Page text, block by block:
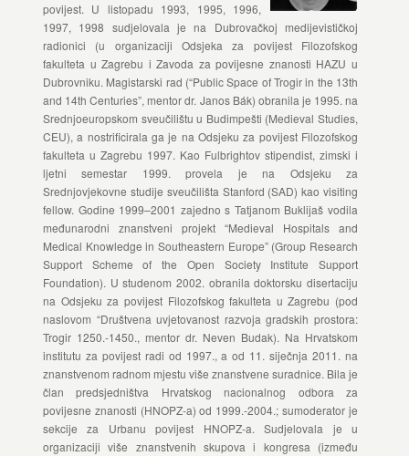
povijest. U listopadu 1993, 1995, 1996,
1997, 1998 sudjelovala je na Dubrovačkoj medijevističkoj
radionici (u organizaciji Odsjeka za povijest Filozofskog
fakulteta u Zagrebu i Zavoda za povijesne znanosti HAZU u
Dubrovniku. Magistarski rad (“Public Space of Trogir in the 13th
and 14th Centuries”, mentor dr. Janos Bák) obranila je 1995. na
Srednjoeuropskom sveučilištu u Budimpešti (Medieval Studies,
CEU), a nostrificirala ga je na Odsjeku za povijest Filozofskog
fakulteta u Zagrebu 1997. Kao Fulbrightov stipendist, zimski i
ljetni semestar 1999. provela je na Odsjeku za
Srednjovjekovne studije sveučilišta Stanford (SAD) kao visiting
fellow. Godine 1999–2001 zajedno s Tatjanom Buklijaš vodila
međunarodni znanstveni projekt “Medieval Hospitals and
Medical Knowledge in Southeastern Europe” (Group Research
Support Scheme of the Open Society Institute Support
Foundation). U studenom 2002. obranila doktorsku disertaciju
na Odsjeku za povijest Filozofskog fakulteta u Zagrebu (pod
naslovom “Društvena uvjetovanost razvoja gradskih prostora:
Trogir 1250.-1450., mentor dr. Neven Budak). Na Hrvatskom
institutu za povijest radi od 1997., a od 11. siječnja 2011. na
znanstvenom radnom mjestu više znanstvene suradnice. Bila je
član predsjedništva Hrvatskog nacionalnog odbora za
povijesne znanosti (HNOPZ-a) od 1999.-2004.; sumoderator je
sekcije za Urbanu povijest HNOPZ-a. Sudjelovala je u
organizaciji više znanstvenih skupova i kongresa (između